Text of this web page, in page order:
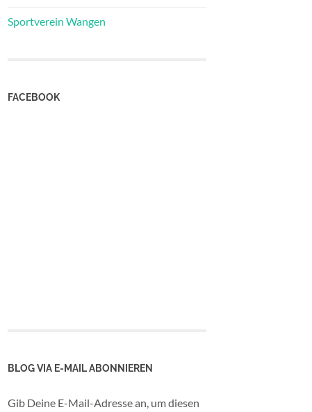
Sportverein Wangen
FACEBOOK
BLOG VIA E-MAIL ABONNIEREN
Gib Deine E-Mail-Adresse an, um diesen